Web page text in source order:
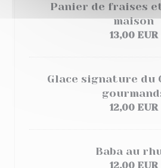
Panier de fraises
maison
13,00 EUR
Glace signature du
12,00 EUR
Baba au
12,00 EUR